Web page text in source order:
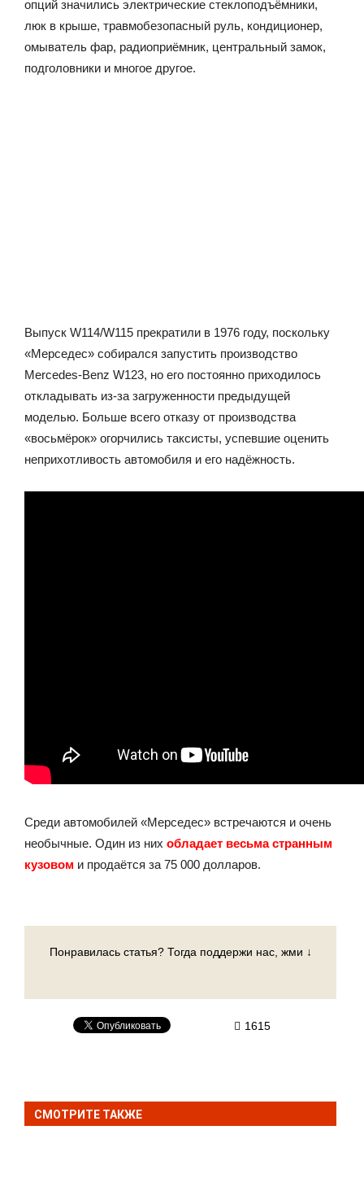
опций значились электрические стеклоподъёмники,
люк в крыше, травмобезопасный руль, кондиционер,
омыватель фар, радиоприёмник, центральный замок,
подголовники и многое другое.
Выпуск W114/W115 прекратили в 1976 году, поскольку
«Мерседес» собирался запустить производство
Mercedes-Benz W123, но его постоянно приходилось
откладывать из-за загруженности предыдущей
моделью. Больше всего отказу от производства
«восьмёрок» огорчились таксисты, успевшие оценить
неприхотливость автомобиля и его надёжность.
Среди автомобилей «Мерседес» встречаются и очень
необычные. Один из них обладает весьма странным
кузовом и продаётся за 75 000 долларов.
Понравилась статья? Тогда поддержи нас, жми ↓
1615
СМОТРИТЕ ТАКЖЕ